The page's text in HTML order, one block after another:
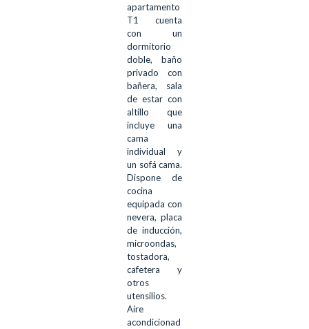
apartamento
T1 cuenta
con un
dormitorio
doble, baño
privado con
bañera, sala
de estar con
altillo que
incluye una
cama
individual y
un sofá cama.
Dispone de
cocina
equipada con
nevera, placa
de inducción,
microondas,
tostadora,
cafetera y
otros
utensilios.
Aire
acondicionad